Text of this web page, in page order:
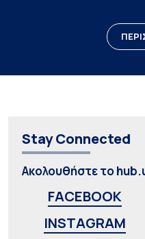
Stay Connected
Ακολουθήστε το
FACEBOOK
INSTAGRAM